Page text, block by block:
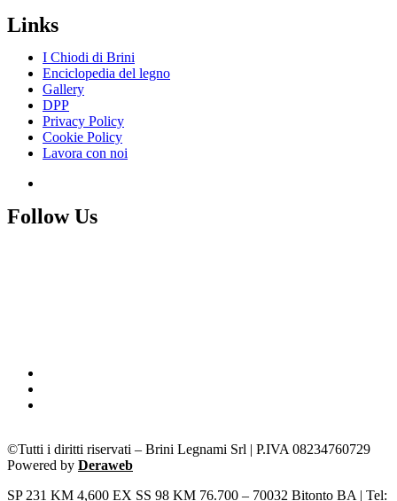
Links
I Chiodi di Brini
Enciclopedia del legno
Gallery
DPP
Privacy Policy
Cookie Policy
Lavora con noi
Follow Us
©Tutti i diritti riservati – Brini Legnami Srl | P.IVA 08234760729
Powered by Deraweb
SP 231 KM 4,600 EX SS 98 KM 76.700 – 70032 Bitonto BA | Tel: